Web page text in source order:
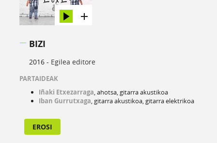
BIZI
2016 - Egilea editore
PARTAIDEAK
Iñaki Etxezarraga, ahotsa, gitarra akustikoa
Iban Gurrutxaga, gitarra akustikoa, gitarra elektrikoa
EROSI